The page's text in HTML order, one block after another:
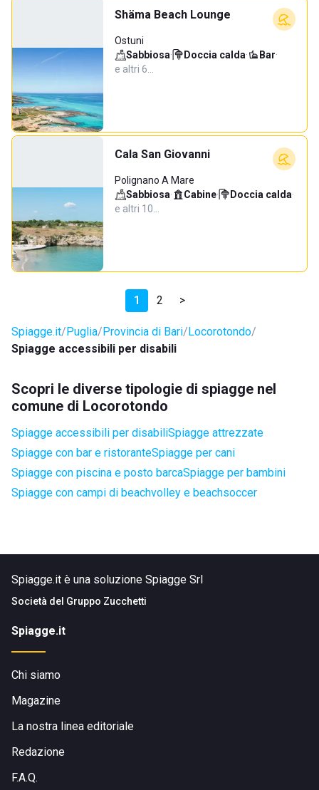
Shäma Beach Lounge
Ostuni
Sabbiosa· Doccia calda· Bar·
e altri 6…
Cala San Giovanni
Polignano A Mare
Sabbiosa· Cabine· Doccia calda·
e altri 10…
1 2 >
Spiagge.it Puglia Provincia di Bari Locorotondo
Spiagge accessibili per disabili
Scopri le diverse tipologie di spiagge nel
comune di Locorotondo
Spiagge accessibili per disabiliSpiagge attrezzate
Spiagge con bar e ristoranteSpiagge per cani
Spiagge con piscina e posto barcaSpiagge per bambini
Spiagge con campi di beachvolley e beachsoccer
Spiagge.it è una soluzione Spiagge Srl
Società del Gruppo Zucchetti
Spiagge.it
Chi siamo
Magazine
La nostra linea editoriale
Redazione
F.A.Q.